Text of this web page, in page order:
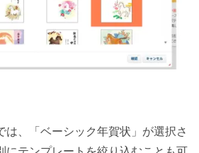
は、「ベーシック年賀状」が選択さ